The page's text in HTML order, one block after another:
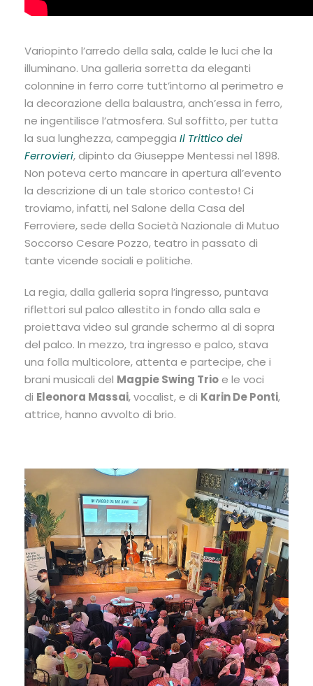
Variopinto l’arredo della sala, calde le luci che la
illuminano. Una galleria sorretta da eleganti
colonnine in ferro corre tutt’intorno al perimetro e
la decorazione della balaustra, anch’essa in ferro,
ne ingentilisce l’atmosfera. Sul soffitto, per tutta
la sua lunghezza, campeggia Il Trittico dei
Ferrovieri, dipinto da Giuseppe Mentessi nel 1898.
Non poteva certo mancare in apertura all’evento
la descrizione di un tale storico contesto! Ci
troviamo, infatti, nel Salone della Casa del
Ferroviere, sede della Società Nazionale di Mutuo
Soccorso Cesare Pozzo, teatro in passato di
tante vicende sociali e politiche.
La regia, dalla galleria sopra l’ingresso, puntava
riflettori sul palco allestito in fondo alla sala e
proiettava video sul grande schermo al di sopra
del palco. In mezzo, tra ingresso e palco, stava
una folla multicolore, attenta e partecipe, che i
brani musicali del Magpie Swing Trioe le voci
di Eleonora Massai, vocalist, e di Karin De Ponti,
attrice, hanno avvolto di brio.